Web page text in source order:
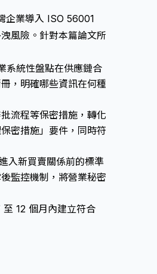
企業導入 ISO 56001
風險。針對本篇論文所
系統性盤點在供應鏈合
，明確哪些資訊在何種
流程等保密措施，轉化
密措施」要件，同時符
入新買賣關係前的標準
監控機制，將營業秘密
至 12 個月內建立符合